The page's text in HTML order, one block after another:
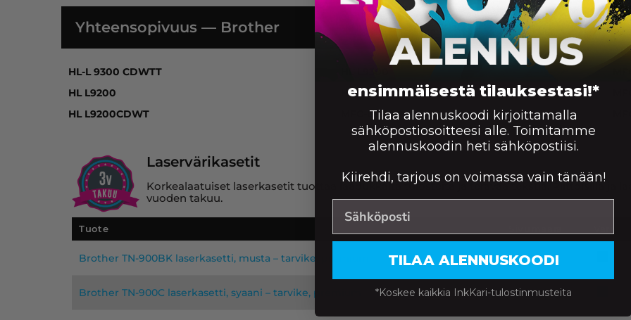
Yhteensopivuus — Brother
HL-L 9300 CDWTT, HL L9200, HL L9200CDWT, HL L9300, HL L9300CDWT, MFC-L 9500 SERIES,
HL-L 9300 CDWTT
HL L9200
HL L9200CDWT
HL L9300CDWT
MFC-L 9500 SERIES
Laservärikasetit
Korkealaatuiset laserkasetit tuottaa laadukkaita tulosteita ja terävää tekstiä. Riittoisilla ja
vuoden takuu.
Tuote
Brother TN-900BK laserkasetti, musta – tarvike, premium 6000
Brother TN-900C laserkasetti, syaani – tarvike, premium 6000
ensimmäisestä tilauksestasi!*
Tilaa alennuskoodi kirjoittamalla
sähköpostiosoitteesi alle. Toimitamme
alennuskoodin heti sähköpostiisi.
Kiirehdi, tarjous on voimassa vain tänään!
TILAA ALENNUSKOODI
*Koskee kaikkia InkKari-tulostinmusteita